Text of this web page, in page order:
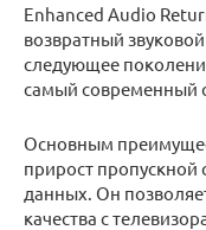
Enhanced Audio
возвратный
следующее
самый современный
Основным
прирост пропускной
данных. Он
качества с